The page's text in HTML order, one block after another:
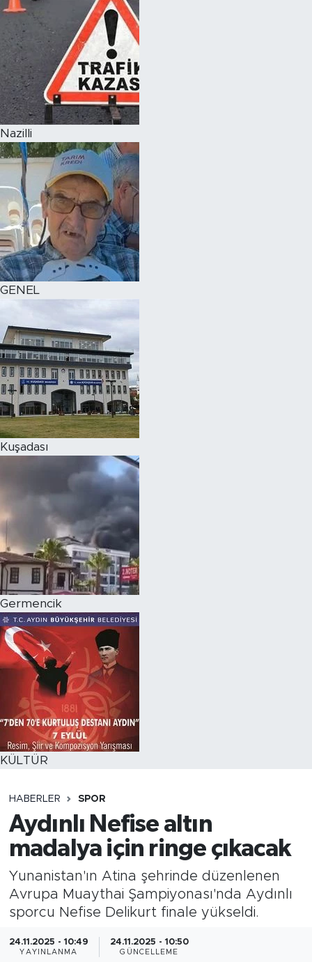
Nazilli
GENEL
Kuşadası
Germencik
KÜLTÜR
HABERLER SPOR
Aydınlı Nefise altın
madalya için ringe çıkacak
Yunanistan'ın Atina şehrinde düzenlenen
Avrupa Muaythai Şampiyonası'nda Aydınlı
sporcu Nefise Delikurt finale yükseldi.
24.11.2025 - 10:49
YAYINLANMA
24.11.2025 - 10:50
GÜNCELLEME